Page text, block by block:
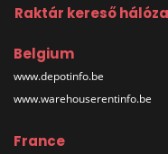
Raktár kereső
Belgium
www.depotinfo.be
www.warehouserentinfo.be
France